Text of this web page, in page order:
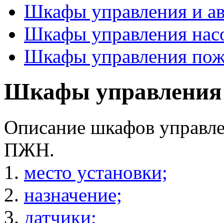
Шкафы управления и
Шкафы управления
Шкафы управления
Шкафы
Описание шкафов
ПЖН.
1. место установки;
2. назначение;
3. датчики;